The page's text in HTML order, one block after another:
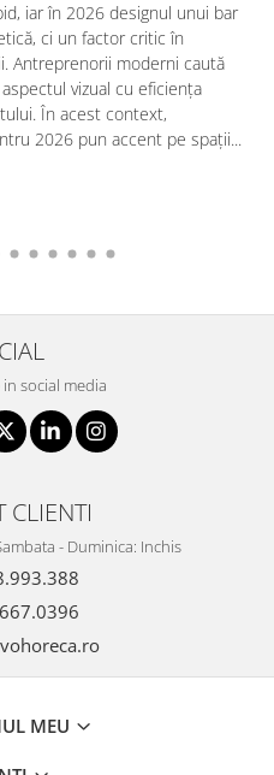
iar în 2026 designul unui bar
ci un factor critic în
Antreprenorii moderni caută
vizual cu eficiența
În acest context,
2026 pun accent pe spații...
social media
CLIENTI
- Duminica: Inchis
MEU